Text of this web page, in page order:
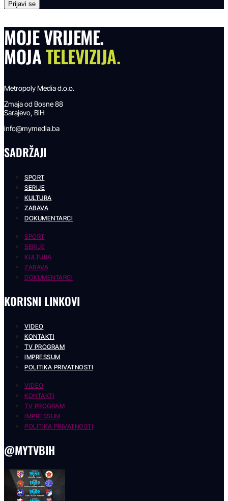
MOJE VRIJEME.
MOJATELEVIZIJA.
Metropoly Media d.o.o.
Zmaja od Bosne 88
Sarajevo, BiH
info@mymedia.ba
SADRŽAJI
SPORT
SERIJE
KULTURA
ZABAVA
DOKUMENTARCI
SPORT
SERIJE
KULTURA
ZABAVA
DOKUMENTARCI
KORISNI LINKOVI
VIDEO
KONTAKTI
TV PROGRAM
IMPRESSUM
POLITIKA PRIVATNOSTI
VIDEO
KONTAKTI
TV PROGRAM
IMPRESSUM
POLITIKA PRIVATNOSTI
@MYTVBIH